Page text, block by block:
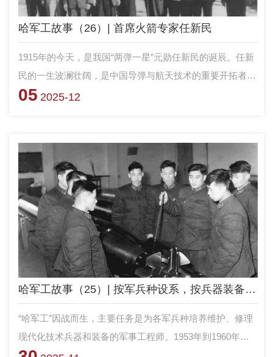
哈军工故事（26）| 首席火箭专家任新民
1915年的今天，是我国“两弹一星”元勋任新民的诞辰。任新
民的一生波澜壮阔，是中国导弹与航天技术的重要开拓者之
一，他自己却用简单的一句话概括——“我一生只干了航天
05 2025-12
哈军工故事（25）| 按军兵种设系，按兵器装备设专业
“哈军工”因战而生，主要任务是为各军兵种培养维护、修理
现代化技术兵器和装备的军事工程师。1953年到1960年的
系和专业是按各军兵种兵器、装备建设的需要设置的。1953